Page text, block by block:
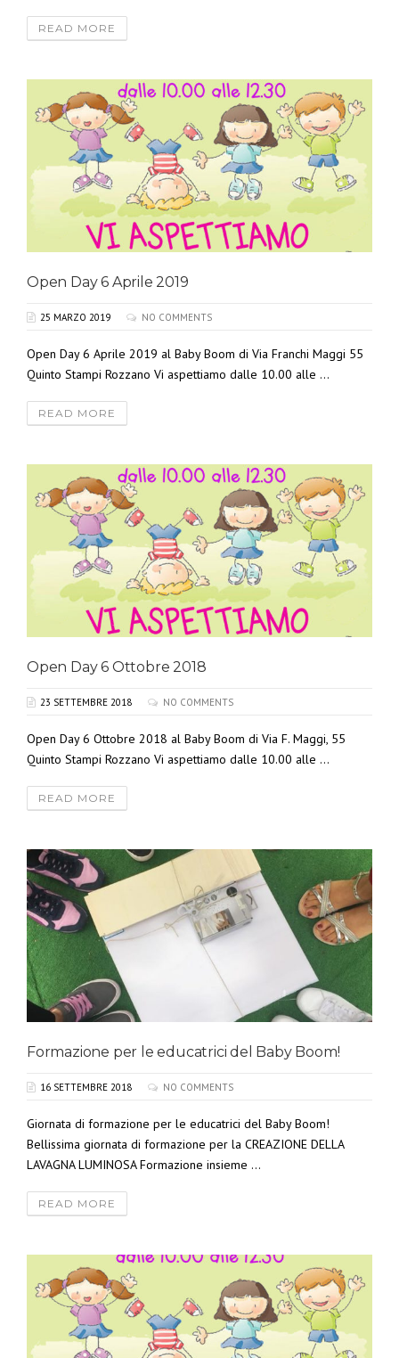
READ MORE
Open Day 6 Aprile 2019
25 MARZO 2019 NO COMMENTS
Open Day 6 Aprile 2019 al Baby Boom di Via Franchi Maggi 55
Quinto Stampi Rozzano Vi aspettiamo dalle 10.00 alle ...
READ MORE
Open Day 6 Ottobre 2018
23 SETTEMBRE 2018 NO COMMENTS
Open Day 6 Ottobre 2018 al Baby Boom di Via F. Maggi, 55
Quinto Stampi Rozzano Vi aspettiamo dalle 10.00 alle ...
READ MORE
Formazione per le educatrici del Baby Boom!
16 SETTEMBRE 2018 NO COMMENTS
Giornata di formazione per le educatrici del Baby Boom!
Bellissima giornata di formazione per la CREAZIONE DELLA
LAVAGNA LUMINOSA Formazione insieme ...
READ MORE